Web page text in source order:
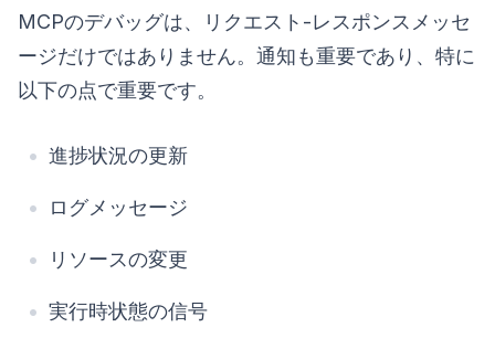
MCPのデバッグは、リクエスト-レスポンスメッセ
ージだけではありません。通知も重要であり、特に
以下の点で重要です。
進捗状況の更新
ログメッセージ
リソースの変更
実行時状態の信号